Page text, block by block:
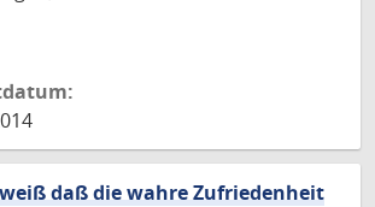
daß die wahre Zufriedenheit